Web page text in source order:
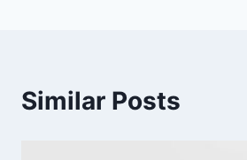
Similar Posts